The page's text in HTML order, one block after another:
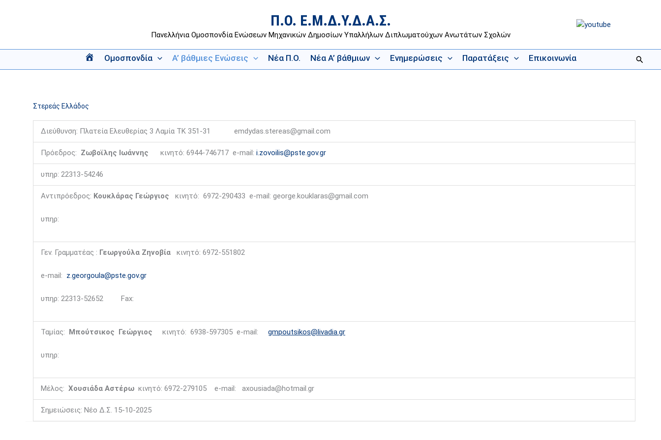
Π.Ο. Ε.Μ.Δ.Υ.Δ.Α.Σ.
Πανελλήνια Ομοσπονδία Ενώσεων Μηχανικών Δημοσίων Υπαλλήλων Διπλωματούχων Ανωτάτων Σχολών
Α
κ
ή
Ομοσπονδία Α’ βάθμιες Ενώσεις Νέα Π.Ο. Νέα Α’ βάθμιων Ενημερώσεις Παρατάξεις Επικοινωνία
Στερεάς Ελλάδος
Διεύθυνση: Πλατεία Ελευθερίας 3 Λαμία ΤΚ 351-31 emdydas.stereas@gmail.com
Πρόεδρος: Ζωβοϊλης Ιωάννης κινητό: 6944-746717 e-mail: i.zovoilis@pste.gov.gr
υπηρ: 22313-54246
Αντιπρόεδρος: Κουκλάρας Γεώργιος κινητό: 6972-290433 e-mail: george.kouklaras@gmail.com
υπηρ:
Γεν. Γραμματέας : Γεωργούλα Ζηνοβία κινητό: 6972-551802
e-mail: z.georgoula@pste.gov.gr
υπηρ: 22313-52652 Fax:
Ταμίας: Μπούτσικος Γεώργιος κινητό: 6938-597305 e-mail: gmpoutsikos@livadia.gr
υπηρ:
Μέλος: Χουσιάδα Αστέρω κινητό: 6972-279105 e-mail: axousiada@hotmail.gr
Σημειώσεις: Νέο Δ.Σ. 15-10-2025